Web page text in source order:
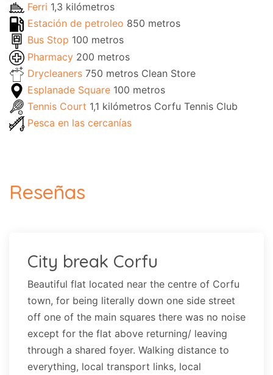
Ferri 1,3 kilómetros
Estación de petroleo 850 metros
Bus Stop 100 metros
Pharmacy 200 metros
Drycleaners 750 metros Clean Store
Esplanade Square 100 metros
Tennis Court 1,1 kilómetros Corfu Tennis Club
Pesca en las cercanías
Reseñas
City break Corfu
Beautiful flat located near the centre of Corfu
town, for being literally down one side street
off one of the main squares there was no noise
except for the flat above returning/ leaving
through a shared foyer. Walking distance to
everything, local transport links, local